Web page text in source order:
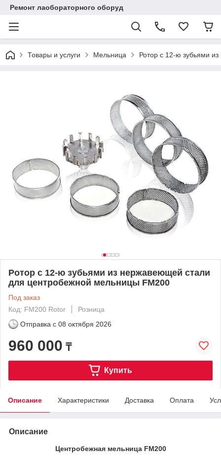
Ремонт лаобораторного оборуд
Товары и услуги Мельница Ротор с 12-ю зубьями
Ротор с 12-ю зубьями из нержавеющей стали
для центробежной мельницы FM200
Под заказ
Код: FM200 Rotor
Розница
Отправка с 08 октября 2026
960 000 ₸
Купить
Описание Характеристики Доставка Оплата
Описание
Центробежная мельница FM200